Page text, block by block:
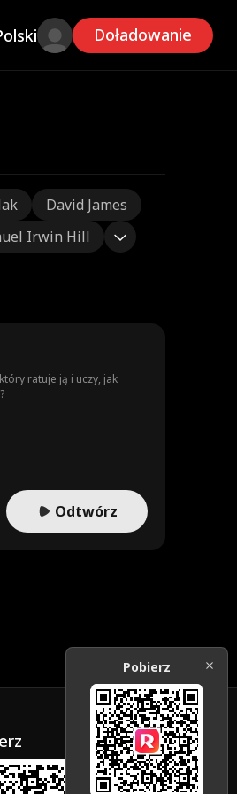
Doładowanie
David James
Irwin Hill
ratuje ją i uczy, jak
Odtwórz
Pobierz